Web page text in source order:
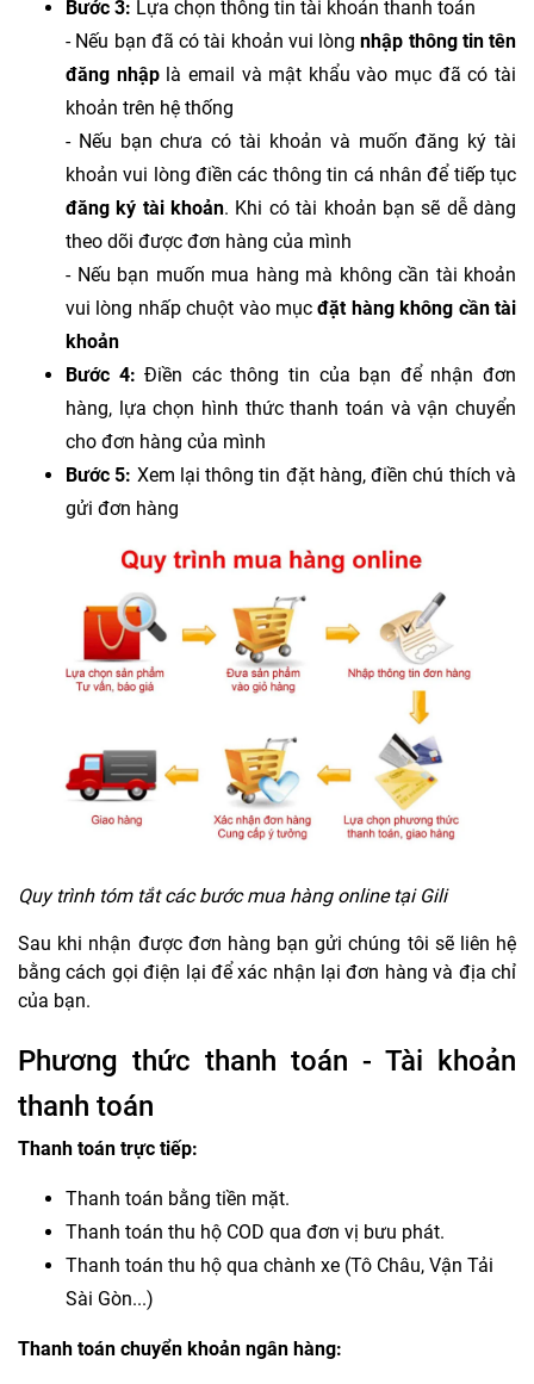
Bước 3: Lựa chọn thông tin tài khoản thanh toán
- Nếu bạn đã có tài khoản vui lòngnhập thông tin tên
đăng nhậplà email và mật khẩu vào mục đã có tài
khoản trên hệ thống
- Nếu bạn chưa có tài khoản và muốn đăng ký tài
khoản vui lòng điền các thông tin cá nhân để tiếp tục
đăng ký tài khoản. Khi có tài khoản bạn sẽ dễ dàng
theo dõi được đơn hàng của mình
- Nếu bạn muốn mua hàng mà không cần tài khoản
vui lòng nhấp chuột vào mụcđặt hàng không cần tài
khoản
Bước 4: Điền các thông tin của bạn để nhận đơn
hàng, lựa chọn hình thức thanh toán và vận chuyển
cho đơn hàng của mình
Bước 5: Xem lại thông tin đặt hàng, điền chú thích và
gửi đơn hàng
Quy trình tóm tắt các bước mua hàng online tại Gili
Sau khi nhận được đơn hàng bạn gửi chúng tôi sẽ liên hệ
bằng cách gọi điện lại để xác nhận lại đơn hàng và địa chỉ
của bạn.
Phương thức thanh toán - Tài khoản
thanh toán
Thanh toán trực tiếp:
Thanh toán bằng tiền mặt.
Thanh toán thu hộ COD qua đơn vị bưu phát.
Thanh toán thu hộ qua chành xe (Tô Châu, Vận Tải
Sài Gòn...)
Thanh toán chuyển khoản ngân hàng: